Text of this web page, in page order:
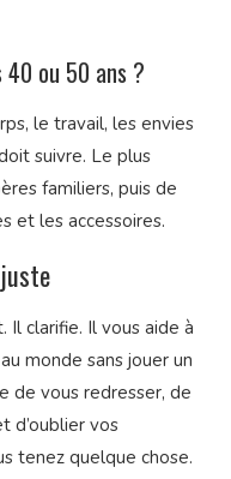
ou 50 ans ?
le travail, les envies
suivre. Le plus
familiers, puis de
et les accessoires.
Il clarifie. Il vous aide à
monde sans jouer un
de vous redresser, de
d’oublier vos
tenez quelque chose.